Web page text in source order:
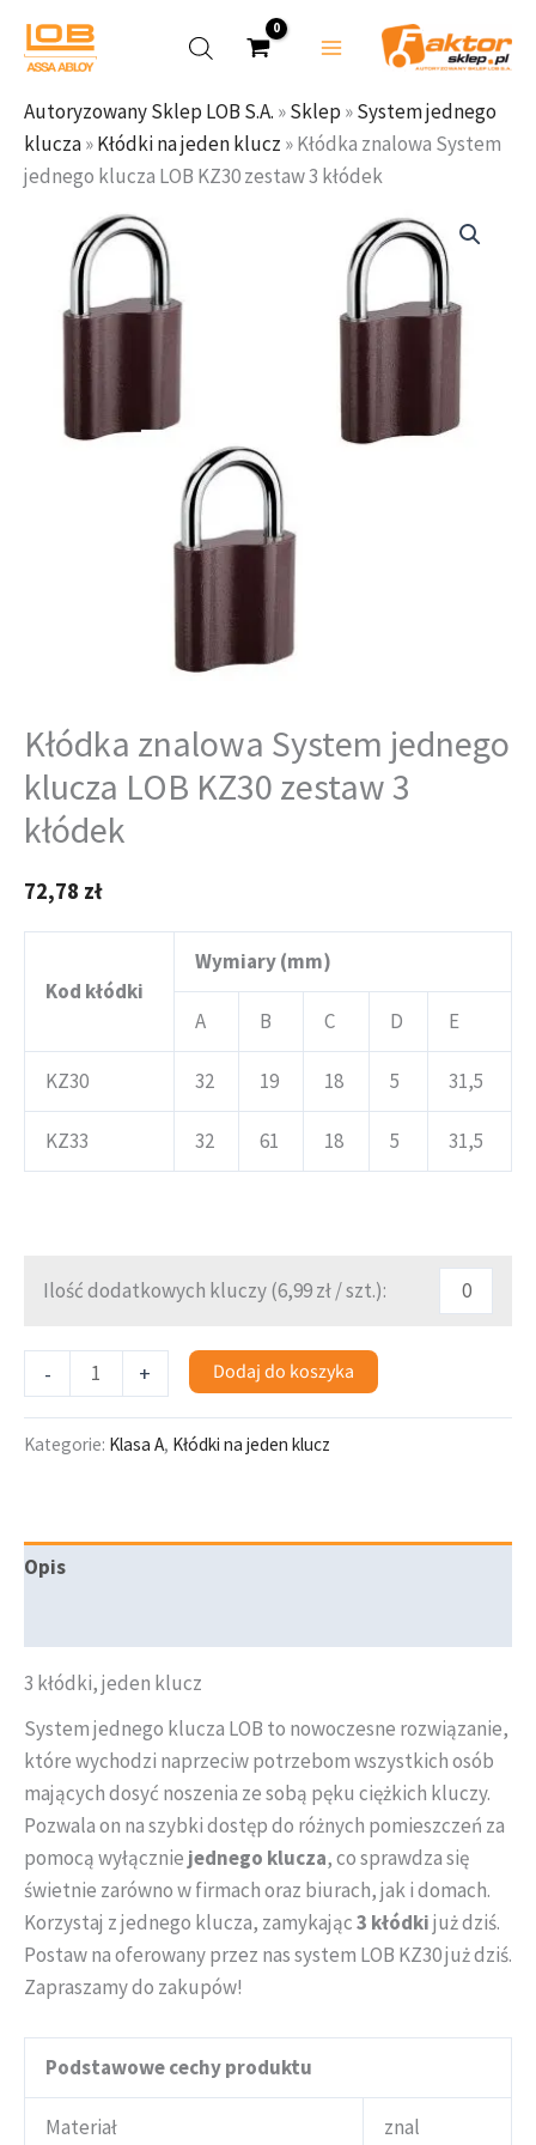
treści
Autoryzowany Sklep LOB S.A. »Sklep »System jednego
klucza»Kłódki na jeden klucz »Kłódka znalowa System
jednego klucza LOB KZ30 zestaw 3 kłódek
Kłódka znalowa System jednego
klucza LOB KZ30 zestaw 3
kłódek
72,78 zł
Kod kłódki
Wymiary (mm)
A B C D E
KZ30 32 19 18 5 31,5
KZ33 32 61 18 5 31,5
Ilość dodatkowych kluczy (6,99zł/ szt.):
-
Kłódka
znalowa
System
KZ30
+ Dodaj do koszyka
Kategorie: Klasa A, Kłódki na jeden klucz
Opis
3 kłódki, jeden klucz
System jednego klucza LOB to nowoczesne rozwiązanie,
które wychodzi naprzeciw potrzebom wszystkich osób
mających dosyć noszenia ze sobą pęku ciężkich kluczy.
Pozwala on na szybki dostęp do różnych pomieszczeń za
pomocą wyłączniejednego klucza, co sprawdza się
świetnie zarówno w firmach oraz biurach, jak i domach.
Korzystaj z jednego klucza, zamykając3 kłódkijuż dziś.
Postaw na oferowany przez nas system LOB KZ30 już dziś.
Zapraszamy do zakupów!
Podstawowe cechy produktu
Materiał znal
KZ30
3
kłódek